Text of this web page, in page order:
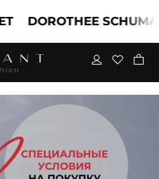
DOROTHEE